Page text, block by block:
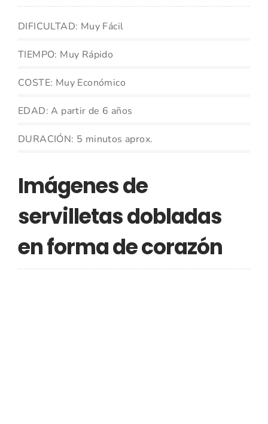
DIFICULTAD: Muy Fácil
TIEMPO: Muy Rápido
COSTE: Muy Económico
EDAD: A partir de 6 años
DURACIÓN: 5 minutos aprox.
Imágenes de
servilletas dobladas
en forma de corazón